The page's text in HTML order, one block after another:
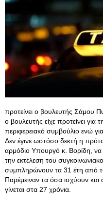
προτείνει ο βουλευτής Σάμου
ο βουλευτής είχε προτείνει για
περιφερειακό συμβούλιο ενώ
Δεν έγινε ωστόσο δεκτή η
αρμόδιο Υπουργό κ. Βορίδη,
την εκτέλεση του
συμπληρώνουν τα 31 έτη από
Παρέμειναν τα όσα ισχύουν
γίνεται στα 27 χρόνια.